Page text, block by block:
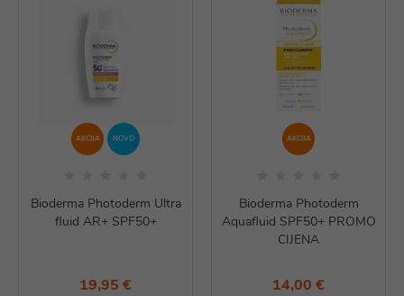
AKCIJA NOVO
Bioderma Photoderm Ultra
fluid AR+ SPF50+
19,95 €
AKCIJA
Bioderma Photoderm
Aquafluid SPF50+ PROMO
CIJENA
14,00 €